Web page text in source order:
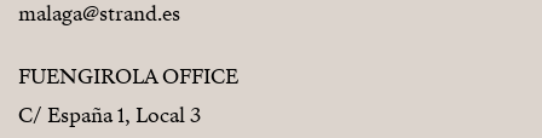
malaga@strand.es
FUENGIROLA OFFICE
C/ España 1, Local 3